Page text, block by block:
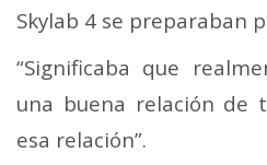
Skylab 4 se preparaban
“Significaba que
una buena relación de
esa relación”.